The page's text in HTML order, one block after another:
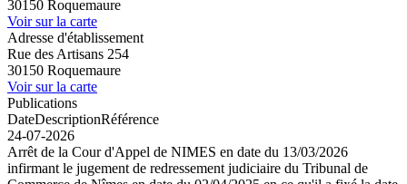
30150 Roquemaure
Voir sur la carte
Adresse d'établissement
Rue des Artisans 254
30150 Roquemaure
Voir sur la carte
Publications
DateDescriptionRéférence
24-07-2026
Arrêt de la Cour d'Appel de NIMES en date du 13/03/2026
infirmant le jugement de redressement judiciaire du Tribunal de